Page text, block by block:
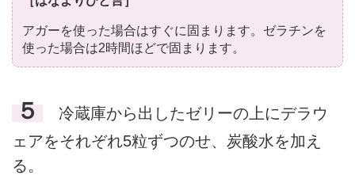
アガーを使った場合はすぐに固まります。ゼラチンを
使った場合は2時間ほどで固まります。
５
冷蔵庫から出したゼリーの上にデラウ
ェアをそれぞれ5粒ずつのせ、炭酸水を加え
る。